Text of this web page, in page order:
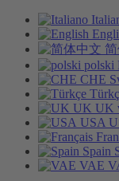
polski
CHE
UK UK
USA
Spain
VAE